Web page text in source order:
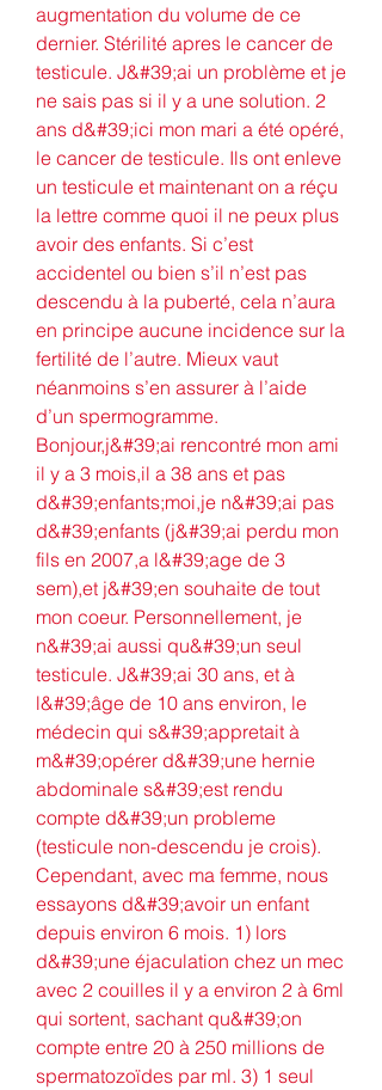
augmentation du volume de ce
dernier. Stérilité apres le cancer de
testicule. J&#39;ai un problème et je
ne sais pas si il y a une solution. 2
ans d&#39;ici mon mari a été opéré,
le cancer de testicule. Ils ont enleve
un testicule et maintenant on a réçu
la lettre comme quoi il ne peux plus
avoir des enfants. Si c’est
accidentel ou bien s’il n’est pas
descendu à la puberté, cela n’aura
en principe aucune incidence sur la
fertilité de l’autre. Mieux vaut
néanmoins s’en assurer à l’aide
d’un spermogramme.
Bonjour,j&#39;ai rencontré mon ami
il y a 3 mois,il a 38 ans et pas
d&#39;enfants;moi,je n&#39;ai pas
d&#39;enfants (j&#39;ai perdu mon
fils en 2007,a l&#39;age de 3
sem),et j&#39;en souhaite de tout
mon coeur. Personnellement, je
n&#39;ai aussi qu&#39;un seul
testicule. J&#39;ai 30 ans, et à
l&#39;âge de 10 ans environ, le
médecin qui s&#39;appretait à
m&#39;opérer d&#39;une hernie
abdominale s&#39;est rendu
compte d&#39;un probleme
(testicule non-descendu je crois).
Cependant, avec ma femme, nous
essayons d&#39;avoir un enfant
depuis environ 6 mois. 1) lors
d&#39;une éjaculation chez un mec
avec 2 couilles il y a environ 2 à 6ml
qui sortent, sachant qu&#39;on
compte entre 20 à 250 millions de
spermatozoïdes par ml. 3) 1 seul